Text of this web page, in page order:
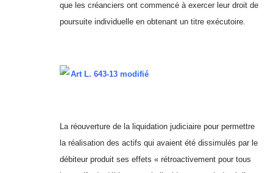
que les créanciers ont commencé à exercer leur droit de
poursuite individuelle en obtenant un titre exécutoire.
Art L. 643-13 modifié
La réouverture de la liquidation judiciaire pour permettre
la réalisation des actifs qui avaient été dissimulés par le
débiteur produit ses effets « rétroactivement pour tous